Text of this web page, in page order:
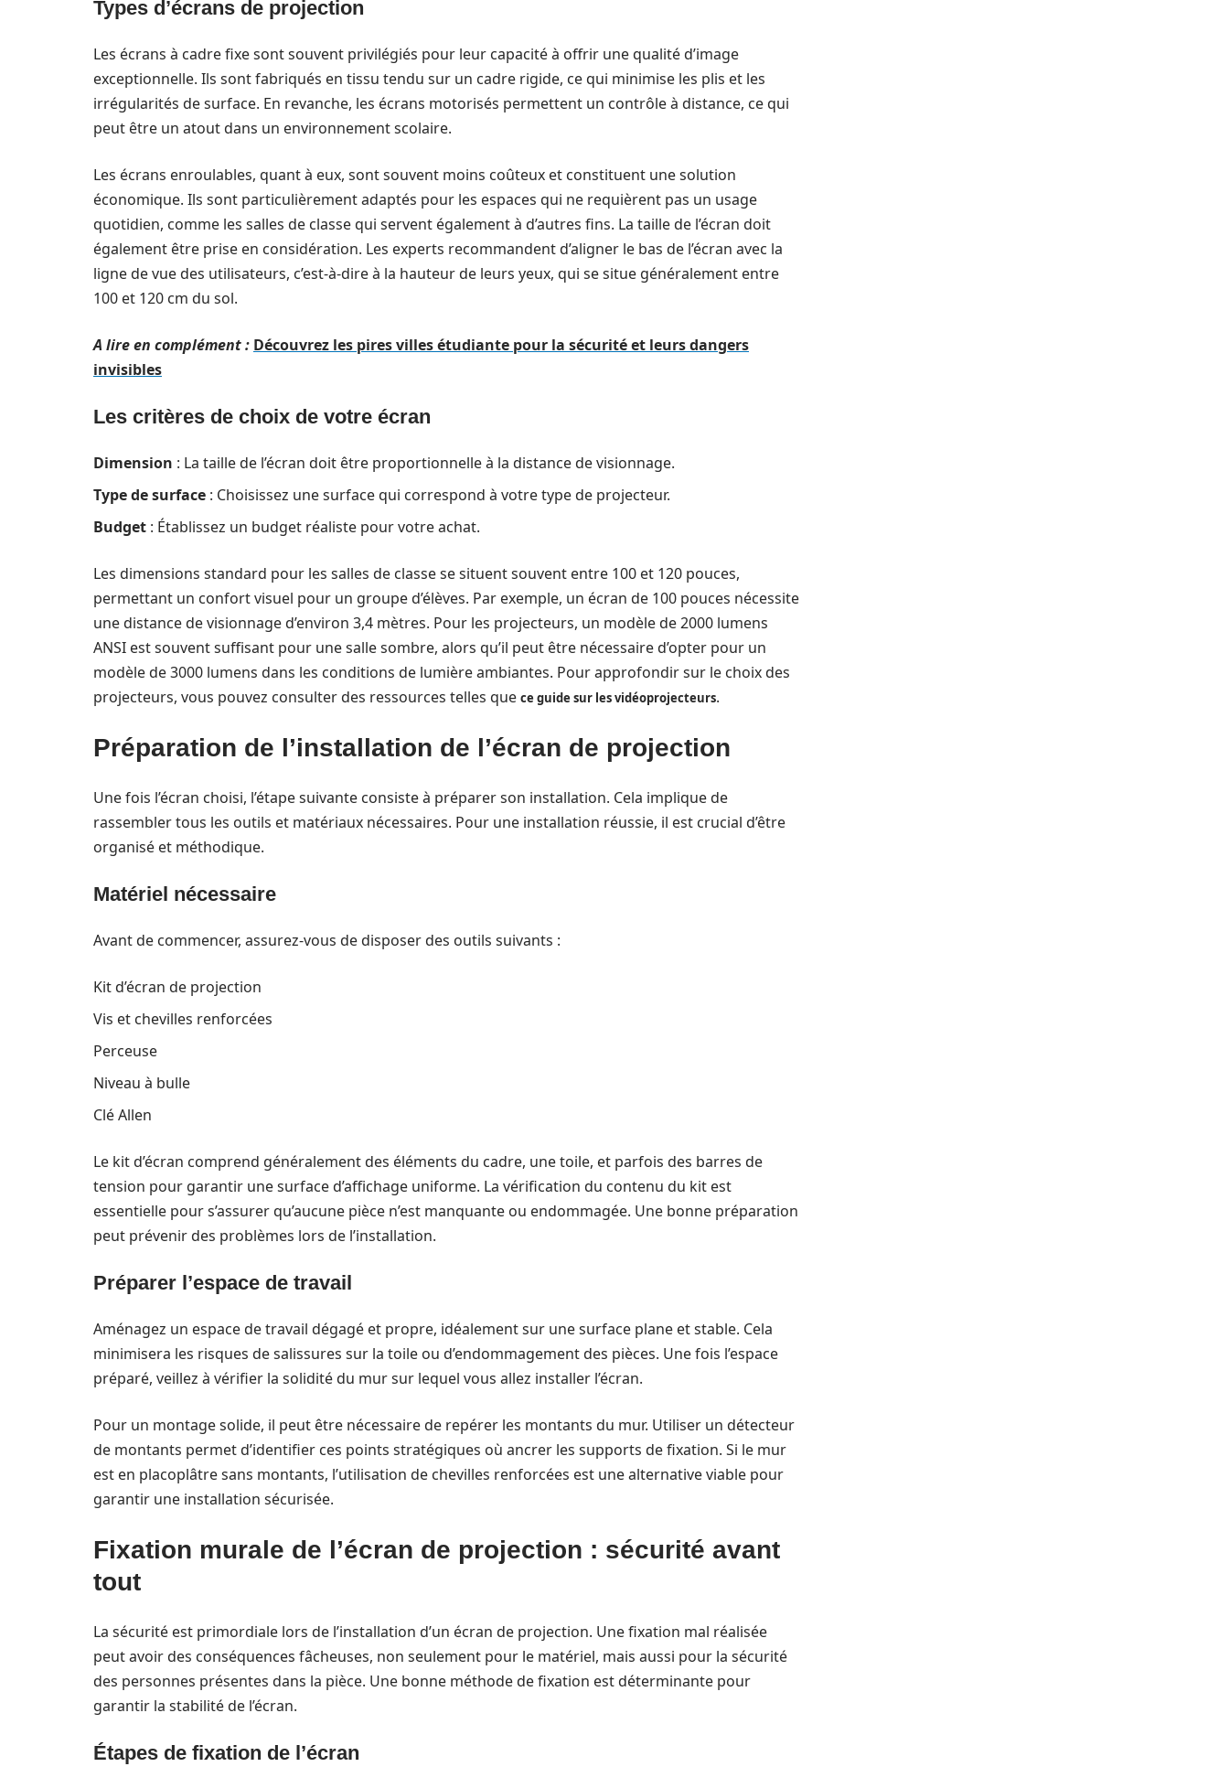
Types d’écrans de projection
Les écrans à cadre fixe sont souvent privilégiés pour leur capacité à offrir une qualité d’image
exceptionnelle. Ils sont fabriqués en tissu tendu sur un cadre rigide, ce qui minimise les plis et les
irrégularités de surface. En revanche, les écrans motorisés permettent un contrôle à distance, ce qui
peut être un atout dans un environnement scolaire.
Les écrans enroulables, quant à eux, sont souvent moins coûteux et constituent une solution
économique. Ils sont particulièrement adaptés pour les espaces qui ne requièrent pas un usage
quotidien, comme les salles de classe qui servent également à d’autres fins. La taille de l’écran doit
également être prise en considération. Les experts recommandent d’aligner le bas de l’écran avec la
ligne de vue des utilisateurs, c’est-à-dire à la hauteur de leurs yeux, qui se situe généralement entre
100 et 120 cm du sol.
A lire en complément : Découvrez les pires villes étudiante pour la sécurité et leurs dangers
invisibles
Les critères de choix de votre écran
Dimension : La taille de l’écran doit être proportionnelle à la distance de visionnage.
Type de surface : Choisissez une surface qui correspond à votre type de projecteur.
Budget : Établissez un budget réaliste pour votre achat.
Les dimensions standard pour les salles de classe se situent souvent entre 100 et 120 pouces,
permettant un confort visuel pour un groupe d’élèves. Par exemple, un écran de 100 pouces nécessite
une distance de visionnage d’environ 3,4 mètres. Pour les projecteurs, un modèle de 2000 lumens
ANSI est souvent suffisant pour une salle sombre, alors qu’il peut être nécessaire d’opter pour un
modèle de 3000 lumens dans les conditions de lumière ambiantes. Pour approfondir sur le choix des
projecteurs, vous pouvez consulter des ressources telles que ce guide sur les vidéoprojecteurs.
Préparation de l’installation de l’écran de projection
Une fois l’écran choisi, l’étape suivante consiste à préparer son installation. Cela implique de
rassembler tous les outils et matériaux nécessaires. Pour une installation réussie, il est crucial d’être
organisé et méthodique.
Matériel nécessaire
Avant de commencer, assurez-vous de disposer des outils suivants :
Kit d’écran de projection
Vis et chevilles renforcées
Perceuse
Niveau à bulle
Clé Allen
Le kit d’écran comprend généralement des éléments du cadre, une toile, et parfois des barres de
tension pour garantir une surface d’affichage uniforme. La vérification du contenu du kit est
essentielle pour s’assurer qu’aucune pièce n’est manquante ou endommagée. Une bonne préparation
peut prévenir des problèmes lors de l’installation.
Préparer l’espace de travail
Aménagez un espace de travail dégagé et propre, idéalement sur une surface plane et stable. Cela
minimisera les risques de salissures sur la toile ou d’endommagement des pièces. Une fois l’espace
préparé, veillez à vérifier la solidité du mur sur lequel vous allez installer l’écran.
Pour un montage solide, il peut être nécessaire de repérer les montants du mur. Utiliser un détecteur
de montants permet d’identifier ces points stratégiques où ancrer les supports de fixation. Si le mur
est en placoplâtre sans montants, l’utilisation de chevilles renforcées est une alternative viable pour
garantir une installation sécurisée.
Fixation murale de l’écran de projection : sécurité avant
tout
La sécurité est primordiale lors de l’installation d’un écran de projection. Une fixation mal réalisée
peut avoir des conséquences fâcheuses, non seulement pour le matériel, mais aussi pour la sécurité
des personnes présentes dans la pièce. Une bonne méthode de fixation est déterminante pour
garantir la stabilité de l’écran.
Étapes de fixation de l’écran